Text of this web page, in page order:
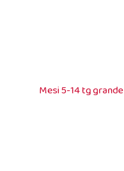
Mesi 5-14 tg grande